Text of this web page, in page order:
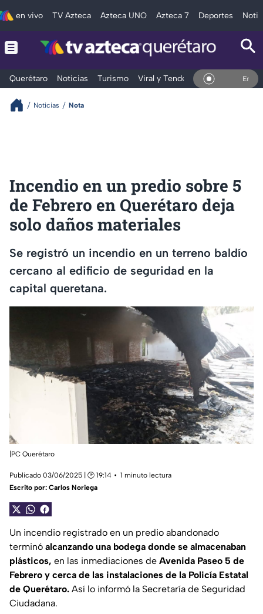
en vivo TV Azteca Azteca UNO Azteca 7 Deportes
Querétaro Noticias Turismo Viral y Tendencia Clima En Vivo
Noticias Nota
Incendio en un predio sobre 5
de Febrero en Querétaro deja
solo daños materiales
Se registró un incendio en un terreno baldío
cercano al edificio de seguridad en la
capital queretana.
|PC Querétaro
Publicado 03/06/2025 | 🕑 19:14
1 minuto lectura
Escrito por: Carlos Noriega
Un incendio registrado en un predio abandonado
terminó alcanzando una bodega donde se almacenaban
plásticos, en las inmediaciones de Avenida Paseo 5 de
Febrero y cerca de las instalaciones de la Policía Estatal
de Querétaro. Así lo informó la Secretaría de Seguridad
Ciudadana.